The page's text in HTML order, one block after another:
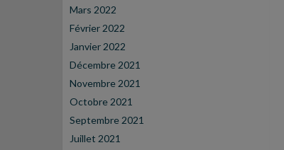
Mars 2022
Février 2022
Janvier 2022
Décembre 2021
Novembre 2021
Octobre 2021
Septembre 2021
Juillet 2021